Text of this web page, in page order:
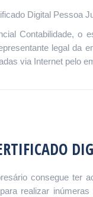
Digital Pessoa
Contabilidade, o
legal da
via Internet pelo
consegue ter
realizar